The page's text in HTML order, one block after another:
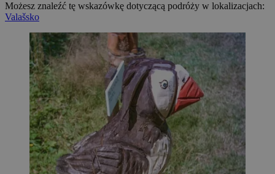
Możesz znaleźć tę wskazówkę dotyczącą podróży w lokalizacjach:
Valašsko